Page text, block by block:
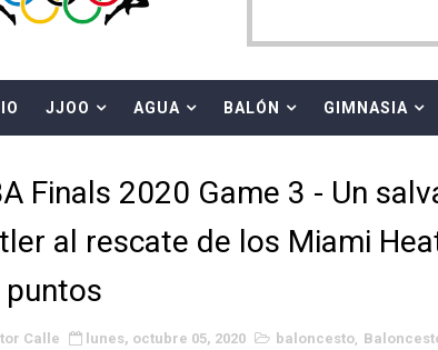
Campeonato de Europa de natación
Canadá Open 2026
WWE NXT - Myles Borne y Tavion
JJOO AGUA BALÓN GIMNASIA
Finals 2020 Game 3 - Un
al rescate de los Miami
puntos
Calle lunes, octubre 05, 2020 baloncesto,